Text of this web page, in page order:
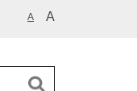
A A